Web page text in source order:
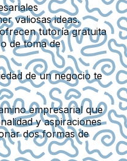
valiosas ideas.
tutoría gratuita
de toma de
de un negocio te
empresarial que
y aspiraciones
dos formas de